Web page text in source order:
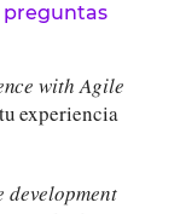
preguntas
with Agile
experiencia
development